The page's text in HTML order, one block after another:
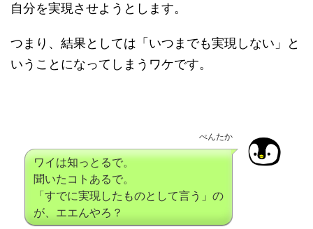
自分を実現させようとします。
つまり、結果としては「いつまでも実現しない」と
いうことになってしまうワケです。
ぺんたか
ワイは知っとるで。
聞いたコトあるで。
「すでに実現したものとして言う」の
が、エエんやろ？